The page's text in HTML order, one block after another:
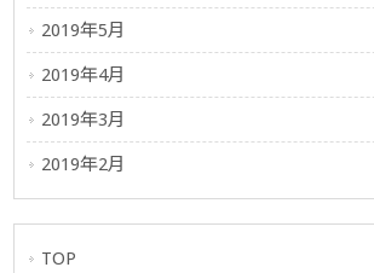
2019年5月
2019年4月
2019年3月
2019年2月
TOP